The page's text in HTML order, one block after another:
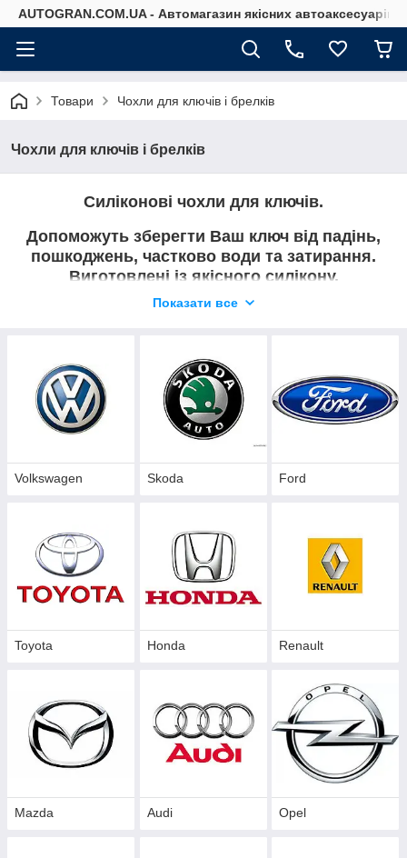
AUTOGRAN.COM.UA - Автомагазин якісних автоаксесуарів
Товари Чохли для ключів і брелків
Чохли для ключів і брелків
Силіконові чохли для ключів.
Допоможуть зберегти Ваш ключ від падінь,
пошкоджень, частково води та затирання.
Виготовлені із якісного силікону.
Приємні на дотик і без запахів.
на вайбер і ми підберемо чохол для Вас.
Показати все
Volkswagen Skoda Ford
Toyota Honda Renault
Mazda Audi Opel